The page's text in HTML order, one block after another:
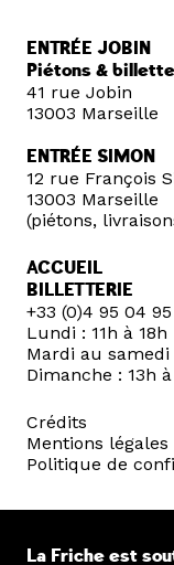
ENTRÉE JOBIN
Piétons &
41 rue Jobin
13003 Marseille
ENTRÉE SIMON
12 rue François
13003 Marseille
(piétons,
ACCUEIL
BILLETTERIE
+33 (0)4 95 04
Lundi : 11h à 18h
Mardi au samedi
Dimanche : 13h à
Crédits
Mentions légales
Politique de
La Friche est